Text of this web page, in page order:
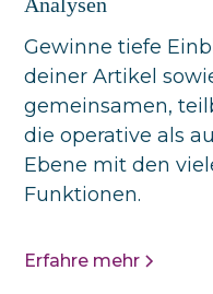
Gewinne tiefe
deiner Artikel
gemeinsamen,
die operative als
Ebene mit den
Funktionen.
Erfahre mehr